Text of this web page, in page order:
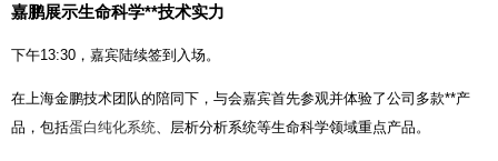
嘉鹏展示生命科学**技术实力
下午13:30，嘉宾陆续签到入场。
在上海金鹏技术团队的陪同下，与会嘉宾首先参观并体验了公司多款**产
品，包括蛋白纯化系统、层析分析系统等生命科学领域重点产品。